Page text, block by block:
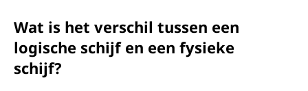
Wat is het verschil tussen een
logische schijf en een fysieke
schijf?